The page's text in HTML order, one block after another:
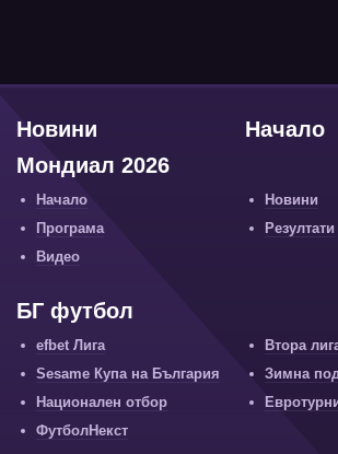
Начало
Новини
Мондиал 2026
Начало
Новини
Програма
Резултати
Видео
БГ футбол
efbet Лига
Втора
Sesame Купа на България
Зимна
Национален отбор
ФутболНекст